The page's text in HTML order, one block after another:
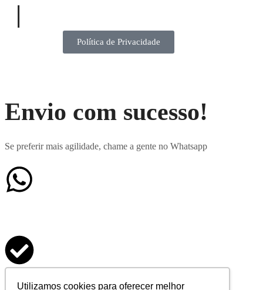
Utilizamos cookies para oferecer melhor
|
Política de Privacidade
Envio com sucesso!
Se preferir mais agilidade, chame a gente no Whatsapp